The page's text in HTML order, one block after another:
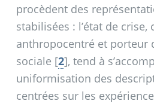
procèdent des
stabilisées : l’état de crise,
anthropocentré et porteur
sociale [2], tend à
uniformisation des
centrées sur les